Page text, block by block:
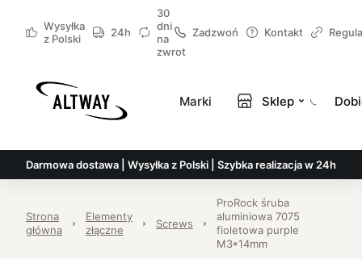
Wysyłka
z Polski
24h
30
dni
na
zwrot
Zadzwoń Kontakt
Marki Sklep
Darmowa dostawa | Wysyłka z Polski | Szybka realizacja w 24h
Strona
główna
Elementy
złączne
Screws
ProRock śruba
aluminiowa 7075
fioletowa purple
M3*14mm